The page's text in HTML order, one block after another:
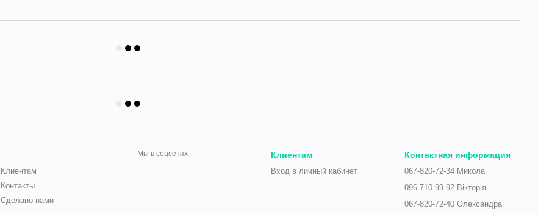
Клиентам
Контакты
Сделано нами
Мы в соцсетях Клиентам
Вход в личный кабинет
Контактная информация
067-820-72-34 Микола
096-710-99-92 Вікторія
067-820-72-40 Олександра